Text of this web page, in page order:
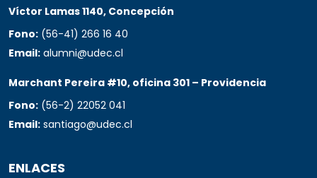
Víctor Lamas 1140, Concepción
Fono: (56-41) 266 16 40
Email: alumni@udec.cl
Marchant Pereira #10, oficina 301 – Providencia
Fono: (56-2) 22052 041
Email: santiago@udec.cl
ENLACES